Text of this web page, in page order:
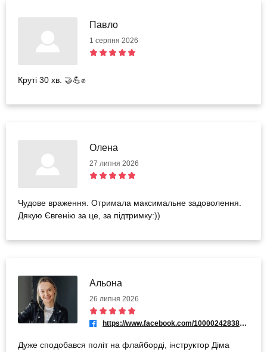
Павло
1 серпня 2026
Круті 30 хв. 🤝💪✊
Олена
27 липня 2026
Чудове враження. Отримала максимальне задоволення.
Дякую Євгенію за це, за підтримку:))
Альона
26 липня 2026
https://www.facebook.com/100002428383808
Дуже сподобався політ на флайборді, інструктор Діма